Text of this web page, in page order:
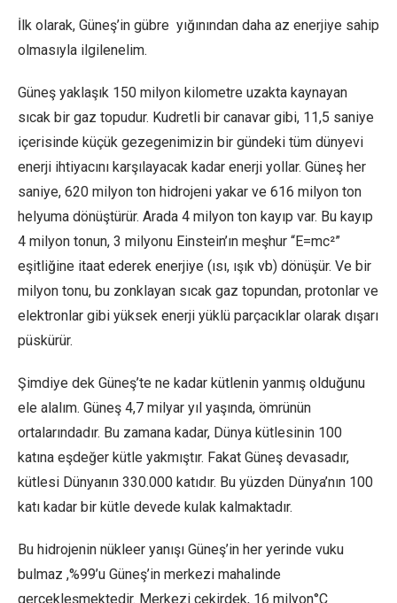
İlk olarak, Güneş’in gübre yığınından daha az enerjiye sahip
olmasıyla ilgilenelim.
Güneş yaklaşık 150 milyon kilometre uzakta kaynayan
sıcak bir gaz topudur. Kudretli bir canavar gibi, 11,5 saniye
içerisinde küçük gezegenimizin bir gündeki tüm dünyevi
enerji ihtiyacını karşılayacak kadar enerji yollar. Güneş her
saniye, 620 milyon ton hidrojeni yakar ve 616 milyon ton
helyuma dönüştürür. Arada 4 milyon ton kayıp var. Bu kayıp
4 milyon tonun, 3 milyonu Einstein’ın meşhur “E=mc²”
eşitliğine itaat ederek enerjiye (ısı, ışık vb) dönüşür. Ve bir
milyon tonu, bu zonklayan sıcak gaz topundan, protonlar ve
elektronlar gibi yüksek enerji yüklü parçacıklar olarak dışarı
püskürür.
Şimdiye dek Güneş’te ne kadar kütlenin yanmış olduğunu
ele alalım. Güneş 4,7 milyar yıl yaşında, ömrünün
ortalarındadır. Bu zamana kadar, Dünya kütlesinin 100
katına eşdeğer kütle yakmıştır. Fakat Güneş devasadır,
kütlesi Dünyanın 330.000 katıdır. Bu yüzden Dünya’nın 100
katı kadar bir kütle devede kulak kalmaktadır.
Bu hidrojenin nükleer yanışı Güneş’in her yerinde vuku
bulmaz ,%99’u Güneş’in merkezi mahalinde
gerçekleşmektedir. Merkezi çekirdek, 16 milyon°C